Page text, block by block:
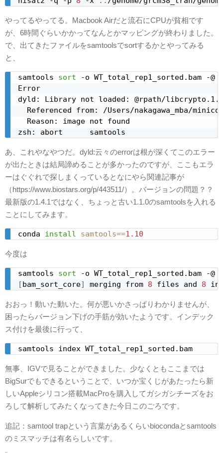
やってるやってる。Macbook Airだと流石にCPUが貧相です
が、6時間ぐらいかかってなんとかマッピングが終わりました。
で、出てきたファイルをsamtoolsでsortするかとやってみる
と、
samtools sort -o WT_total_rep1_sorted.bam -@
Error
dyld: Library not loaded: @rpath/
Referenced from: /Users/nakagawa_mba/
  Reason: image not found
zsh: abort      samtools
あ、これやなやつだ。dyld:云々のerrorは根が深くてこのエラー
が出たときは結局諦めることが多かったのですが、ここもエラ
ーはぐぐれで探しまくっているとなにやら関連記事が
（https://www.biostars.org/p/443511/）。バージョンの問題？？
最新版の1.4.1ではなく、ちょっと古い1.1.0のsamtoolsを入れる
ことにしてみます。
conda install samtools==1.10
今度は
samtools sort -o WT_total_rep1_sorted.bam -@
[bam_sort_core] merging from 8 files and 8 in-
おおっ！動いた動いた。何が悪いかさっぱりわかりませんが、
困ったらバージョン下げの手筋が効いたようです。インデック
ス付けを最後に行って、
samtools index WT_total_rep1_sorted.bam
無事、IGVで見ることができました。少なくともここまでは
BigSurでもできるということで、いつか宝くじがあたったら新
しいAppleシリコン搭載MacProを購入してガシガシチーズをお
ろして解析してみたくなってきた今日このごろです。
追記：samtool trapという言葉があるくらいbiocondaとsamtools
のミスマッチは有名らしいです。